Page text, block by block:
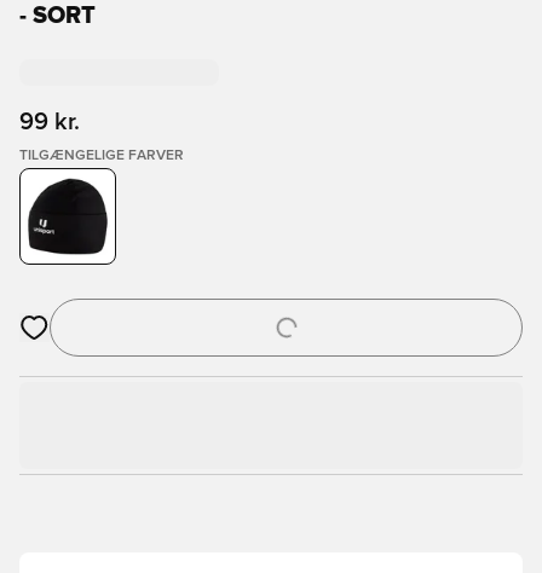
- SORT
99 kr.
TILGÆNGELIGE FARVER
Åbner en Modal til at logge ind eller tilmelde dig som medlem